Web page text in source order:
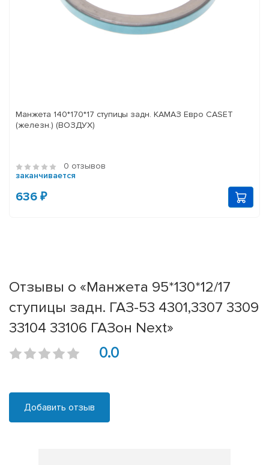
Манжета 140*170*17 ступицы задн. КАМАЗ Евро CASET
(железн.) (ВОЗДУХ)
0 отзывов
заканчивается
636 ₽
Отзывы о «Манжета 95*130*12/17
ступицы задн. ГАЗ-53 4301,3307 3309
33104 33106 ГАЗон Next»
0.0
Добавить отзыв